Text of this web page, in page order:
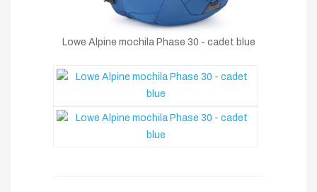
Lowe Alpine mochila Phase 30 - cadet blue